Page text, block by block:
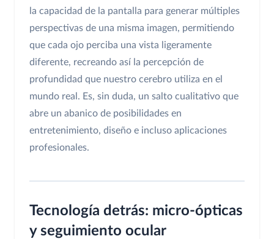
la capacidad de la pantalla para generar múltiples
perspectivas de una misma imagen, permitiendo
que cada ojo perciba una vista ligeramente
diferente, recreando así la percepción de
profundidad que nuestro cerebro utiliza en el
mundo real. Es, sin duda, un salto cualitativo que
abre un abanico de posibilidades en
entretenimiento, diseño e incluso aplicaciones
profesionales.
Tecnología detrás: micro-ópticas
y seguimiento ocular